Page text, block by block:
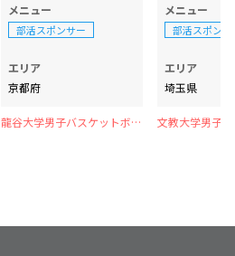
メニュー
部活スポンサー
エリア
京都府
龍谷大学男子バスケットボー
メニュー
部活スポンサ
エリア
埼玉県
文教大学男子